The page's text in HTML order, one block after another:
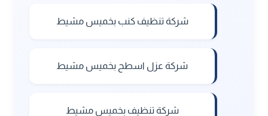
شركة تنظيف كنب بخميس مشيط
شركة عزل اسطح بخميس مشيط
شركة تنظيف بخميس مشيط